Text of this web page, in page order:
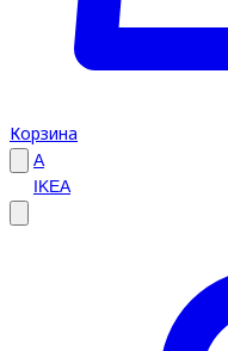
Корзина
A
IKEA